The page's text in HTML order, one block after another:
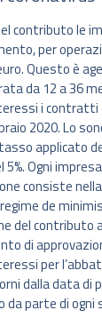
contributo le
per
Questo è
da 12 a 36
i
2020. Lo
applicato
Ogni
consiste
de
del contributo
di
per
dalla data di
parte di ogni